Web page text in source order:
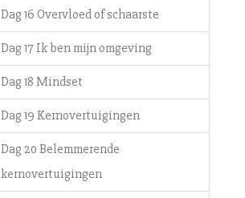
Dag 16 Overvloed of schaarste
Dag 17 Ik ben mijn omgeving
Dag 18 Mindset
Dag 19 Kernovertuigingen
Dag 20 Belemmerende
kernovertuigingen